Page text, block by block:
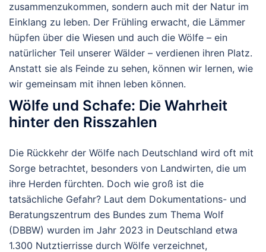
zusammenzukommen, sondern auch mit der Natur im
Einklang zu leben. Der Frühling erwacht, die Lämmer
hüpfen über die Wiesen und auch die Wölfe – ein
natürlicher Teil unserer Wälder – verdienen ihren Platz.
Anstatt sie als Feinde zu sehen, können wir lernen, wie
wir gemeinsam mit ihnen leben können.
Wölfe und Schafe: Die Wahrheit
hinter den Risszahlen
Die Rückkehr der Wölfe nach Deutschland wird oft mit
Sorge betrachtet, besonders von Landwirten, die um
ihre Herden fürchten. Doch wie groß ist die
tatsächliche Gefahr? Laut dem Dokumentations- und
Beratungszentrum des Bundes zum Thema Wolf
(DBBW) wurden im Jahr 2023 in Deutschland etwa
1.300 Nutztierrisse durch Wölfe verzeichnet,